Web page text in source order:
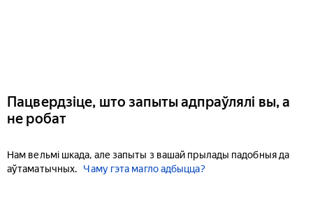
Пацвердзіце, што запыты адпраўлялі вы, а
не робат
Нам вельмі шкада, але запыты з вашай прылады падобныя да
аўтаматычных.
Чаму гэта магло адбыцца?